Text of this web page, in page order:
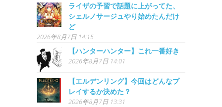
ライザの予習で話題に上がってた、
シェルノサージュやり始めたんだけ
ど
2026年8月7日 14:15
【ハンターハンター】これ一番好き
2026年8月7日 14:01
【エルデンリング】今回はどんなプ
レイするか決めた？
2026年8月7日 13:31